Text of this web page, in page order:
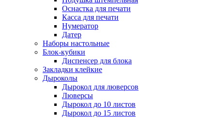
Оснастка для печати
Касса для печати
Нумератор
Датер
Наборы настольные
Блок-кубики
Диспенсер для блока
Закладки клейкие
Дыроколы
Дырокол для люверсов
Люверсы
Дырокол до 10 листов
Дырокол до 15 листов